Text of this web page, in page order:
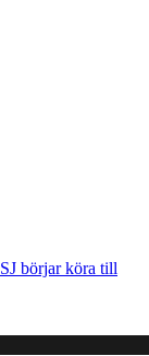
SJ börjar köra till